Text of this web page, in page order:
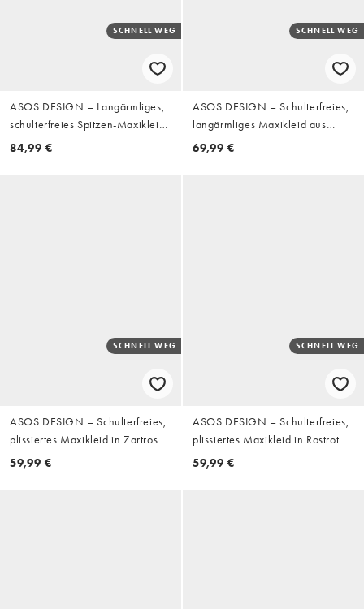
SCHNELL WEG
ASOS DESIGN – Langärmliges,
schulterfreies Spitzen-Maxikleid
in Blau
84,99 €
SCHNELL WEG
ASOS DESIGN – Schulterfreies,
langärmliges Maxikleid aus
Stretch-Chiffon in Zitronengelb
69,99 €
SCHNELL WEG
ASOS DESIGN – Schulterfreies,
plissiertes Maxikleid in Zartrosa
mit gerafftem Detail
59,99 €
SCHNELL WEG
ASOS DESIGN – Schulterfreies,
plissiertes Maxikleid in Rostrot
mit Raffung
59,99 €